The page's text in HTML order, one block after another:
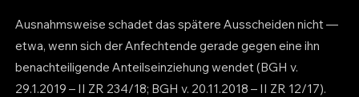
Ausnahmsweise schadet das spätere Ausscheiden nicht —
etwa, wenn sich der Anfechtende gerade gegen eine ihn
benachteiligende Anteilseinziehung wendet (BGH v.
29.1.2019 – II ZR 234/18; BGH v. 20.11.2018 – II ZR 12/17).